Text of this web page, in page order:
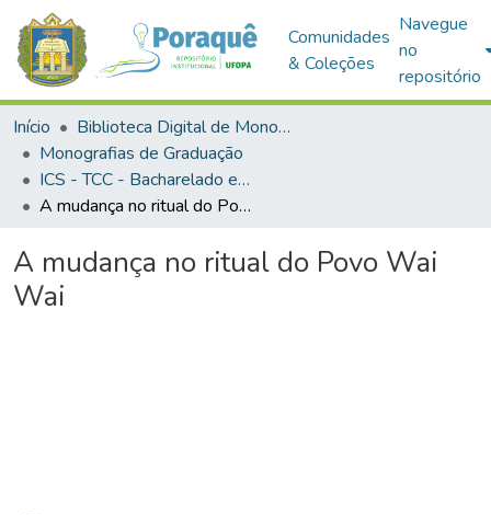
Comunidades
& Coleções
Navegue
no
repositório
Início
Biblioteca Digital de Monografias (BDM)
Monografias de Graduação
ICS - TCC - Bacharelado em Antropologia
A mudança no ritual do Povo Wai Wai
A mudança no ritual do Povo Wai
Wai